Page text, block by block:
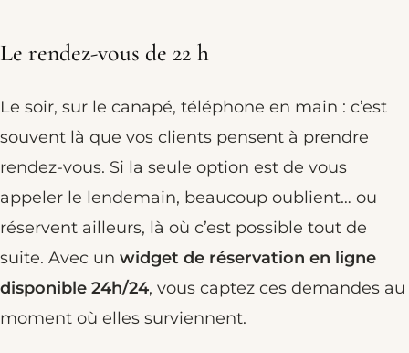
Le rendez-vous de 22 h
Le soir, sur le canapé, téléphone en main : c’est
souvent là que vos clients pensent à prendre
rendez-vous. Si la seule option est de vous
appeler le lendemain, beaucoup oublient… ou
réservent ailleurs, là où c’est possible tout de
suite. Avec un widget de réservation en ligne
disponible 24h/24, vous captez ces demandes au
moment où elles surviennent.